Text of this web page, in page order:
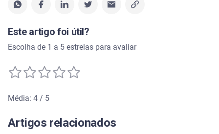
Este artigo foi útil?
Escolha de 1 a 5 estrelas para avaliar
Média: 4 / 5
Artigos relacionados